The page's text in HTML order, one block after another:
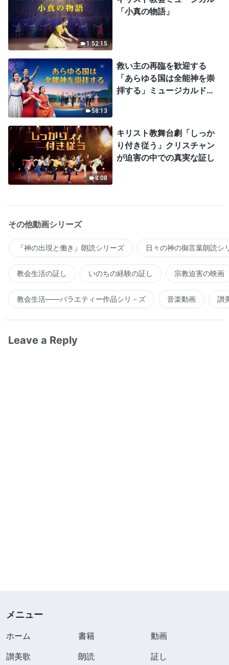
1:52:15
「小真の物語」
58:13
救い主の再臨を歓迎する
「あらゆる国は全能神を崇
拝する」ミュージカルドラ
8:08
キリスト教舞台劇「しっか
り付き従う」クリスチャン
が迫害の中での真実な証し
その他動画シリーズ
『神の出現と働き』朗読シリーズ 日々の神の御言葉朗読シ
教会生活の証し いのちの経験の証し 宗教迫害の映画
教会生活――バラエティー作品シリ－ズ 音楽動画 讃
Leave a Reply
メニュー
ホーム 書籍
動画
讃美歌
朗読
証し